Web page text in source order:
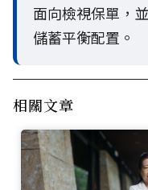
面向檢視保單，
儲蓄平衡配置。
相關文章